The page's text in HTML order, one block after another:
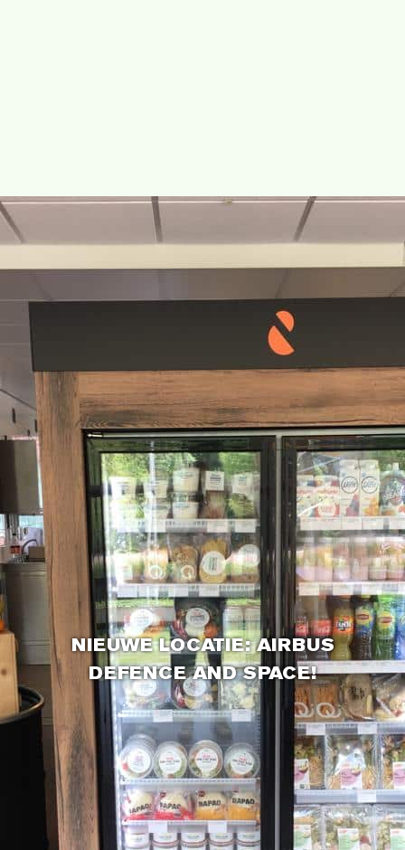
NIEUWE LOCATIE: AIRBUS
DEFENCE AND SPACE!